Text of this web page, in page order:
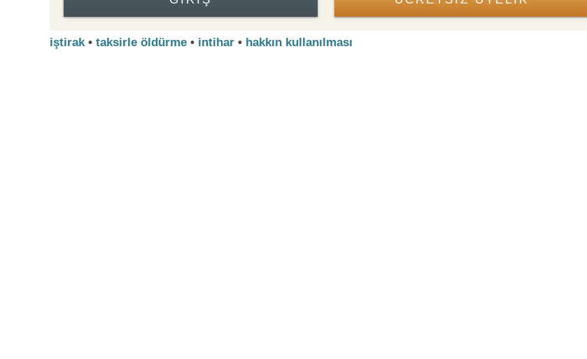
iştirak• taksirle öldürme • intihar • hakkın kullanılması